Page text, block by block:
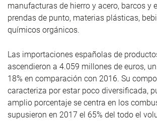
manufacturas de hierro y acero, barcos y
prendas de punto, materias plásticas,
químicos orgánicos.
Las importaciones españolas de
ascendieron a 4.059 millones de euros,
18% en comparación con 2016. Su
caracteriza por estar poco diversificada,
amplio porcentaje se centra en los
supusieron en 2017 el 65% del todo el